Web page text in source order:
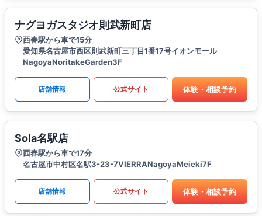
ナグヨガスタジオ則武新町店
西春駅から車で15分
愛知県名古屋市西区則武新町三丁目1番17号イオンモール
NagoyaNoritakeGarden3F
店舗情報 公式サイト 体験・相談予約
Sola名駅店
西春駅から車で17分
名古屋市中村区名駅3-23-7VIERRANagoyaMeieki7F
店舗情報 公式サイト 体験・相談予約